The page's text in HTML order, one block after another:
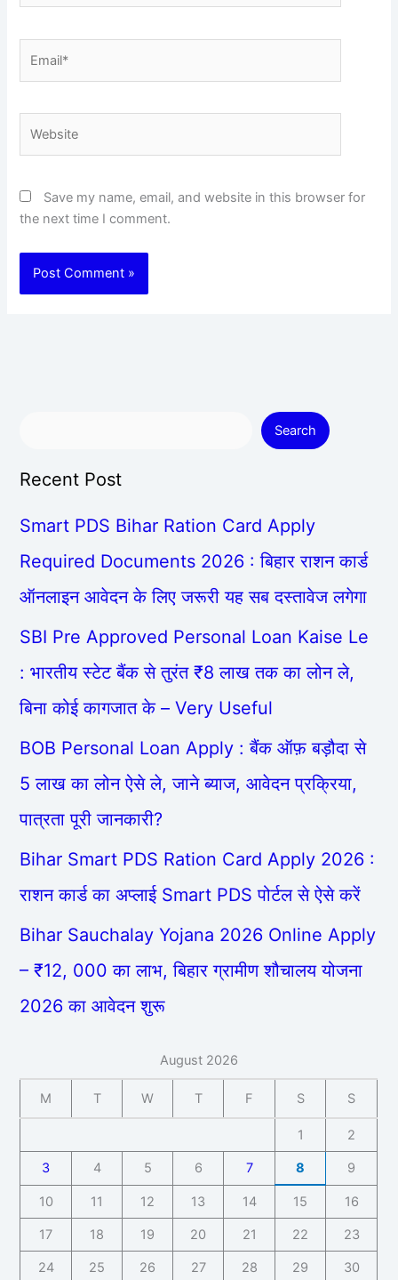
Save my name, email, and website in this browser for
the next time I comment.
Search
Recent Post
Smart PDS Bihar Ration Card Apply
Required Documents 2026 : बिहार राशन कार्ड
ऑनलाइन आवेदन के लिए जरूरी यह सब दस्तावेज लगेगा
SBI Pre Approved Personal Loan Kaise Le
: भारतीय स्टेट बैंक से तुरंत ₹8 लाख तक का लोन ले,
बिना कोई कागजात के – Very Useful
BOB Personal Loan Apply : बैंक ऑफ़ बड़ौदा से
5 लाख का लोन ऐसे ले, जाने ब्याज, आवेदन प्रक्रिया,
पात्रता पूरी जानकारी?
Bihar Smart PDS Ration Card Apply 2026 :
राशन कार्ड का अप्लाई Smart PDS पोर्टल से ऐसे करें
Bihar Sauchalay Yojana 2026 Online Apply
– ₹12, 000 का लाभ, बिहार ग्रामीण शौचालय योजना
2026 का आवेदन शुरू
August 2026
M T W T F S S
1 2
3 4 5 6 7 8 9
10 11 12 13 14 15 16
17 18 19 20 21 22 23
24 25 26 27 28 29 30